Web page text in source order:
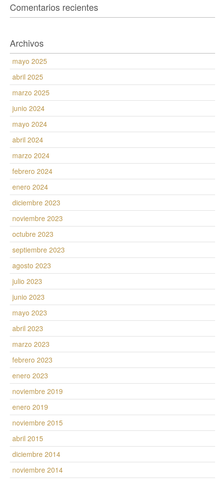
Comentarios recientes
Archivos
mayo 2025
abril 2025
marzo 2025
junio 2024
mayo 2024
abril 2024
marzo 2024
febrero 2024
enero 2024
diciembre 2023
noviembre 2023
octubre 2023
septiembre 2023
agosto 2023
julio 2023
junio 2023
mayo 2023
abril 2023
marzo 2023
febrero 2023
enero 2023
noviembre 2019
enero 2019
noviembre 2015
abril 2015
diciembre 2014
noviembre 2014